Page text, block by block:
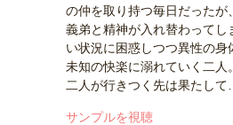
の仲を取り持つ毎日だったが
義弟と精神が入れ替わってし
い状況に困惑しつつ異性の身
未知の快楽に溺れていく二人
二人が行きつく先は果たして
サンプルを視聴